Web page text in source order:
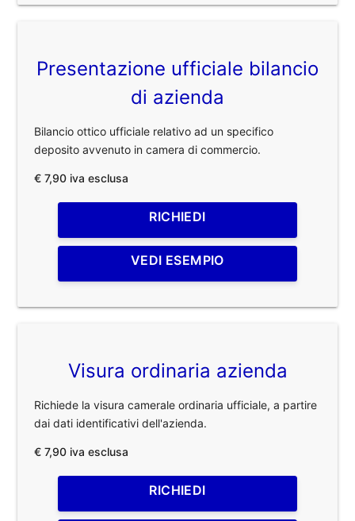
Presentazione ufficiale bilancio
di azienda
Bilancio ottico ufficiale relativo ad un specifico
deposito avvenuto in camera di commercio.
€ 7,90 iva esclusa
RICHIEDI
VEDI ESEMPIO
Visura ordinaria azienda
Richiede la visura camerale ordinaria ufficiale, a partire
dai dati identificativi dell'azienda.
€ 7,90 iva esclusa
RICHIEDI